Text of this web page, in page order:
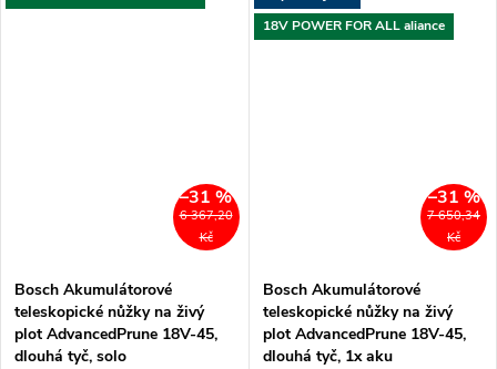
6 367,20
Kč
–31 %
Bosch Akumulátorové
teleskopické nůžky na živý
plot AdvancedPrune 18V-45,
dlouhá tyč, solo
18V POWER FOR ALL aliance
7 650,34
Kč
–31 %
Bosch Akumulátorové
teleskopické nůžky na živý
plot AdvancedPrune 18V-45,
dlouhá tyč, 1x aku